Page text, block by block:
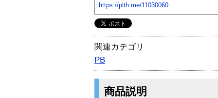
https://plth.me/11030060
関連カテゴリ
PB
商品説明